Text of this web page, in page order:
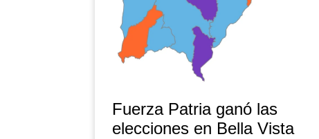
Fuerza Patria ganó las
elecciones en Bella Vista